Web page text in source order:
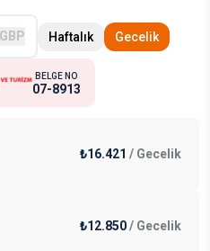
GBP Haftalık Gecelik
BELGE NO
07-8913
₺16.421 / Gecelik
₺12.850/ Gecelik